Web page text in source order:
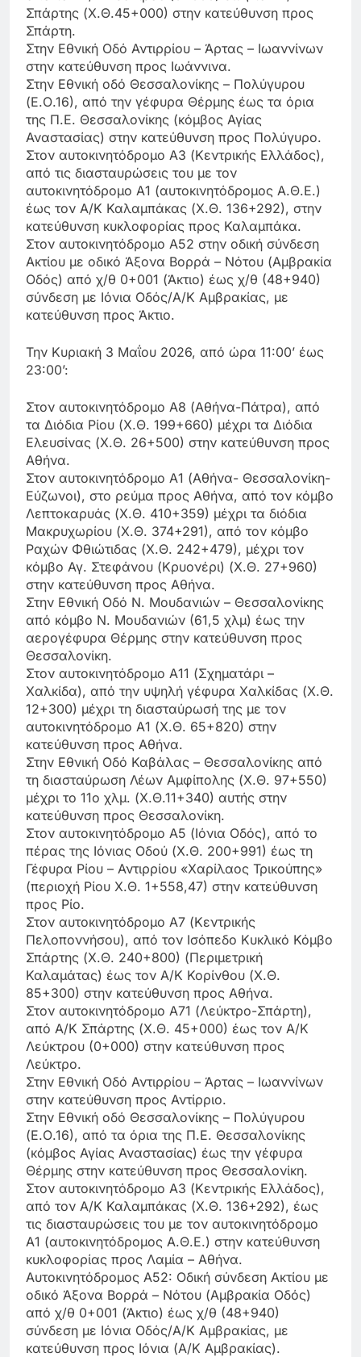
Σπάρτης (Χ.Θ.45+000) στην κατεύθυνση προς
Σπάρτη.
Στην Εθνική Οδό Αντιρρίου – Άρτας – Ιωαννίνων
στην κατεύθυνση προς Ιωάννινα.
Στην Εθνική οδό Θεσσαλονίκης – Πολύγυρου
(Ε.Ο.16), από την γέφυρα Θέρμης έως τα όρια
της Π.Ε. Θεσσαλονίκης (κόμβος Αγίας
Αναστασίας) στην κατεύθυνση προς Πολύγυρο.
Στον αυτοκινητόδρομο Α3 (Κεντρικής Ελλάδος),
από τις διασταυρώσεις του με τον
αυτοκινητόδρομο Α1 (αυτοκινητόδρομος Α.Θ.Ε.)
έως τον Α/Κ Καλαμπάκας (Χ.Θ. 136+292), στην
κατεύθυνση κυκλοφορίας προς Καλαμπάκα.
Στον αυτοκινητόδρομο Α52 στην οδική σύνδεση
Ακτίου με οδικό Άξονα Βορρά – Νότου (Αμβρακία
Οδός) από χ/θ 0+001 (Άκτιο) έως χ/θ (48+940)
σύνδεση με Ιόνια Οδός/Α/Κ Αμβρακίας, με
κατεύθυνση προς Άκτιο.
Την Κυριακή 3 Μαΐου 2026, από ώρα 11:00’ έως
23:00’:
Στον αυτοκινητόδρομο Α8 (Αθήνα-Πάτρα), από
τα Διόδια Ρίου (Χ.Θ. 199+660) μέχρι τα Διόδια
Ελευσίνας (Χ.Θ. 26+500) στην κατεύθυνση προς
Αθήνα.
Στον αυτοκινητόδρομο Α1 (Αθήνα- Θεσσαλονίκη-
Εύζωνοι), στο ρεύμα προς Αθήνα, από τον κόμβο
Λεπτοκαρυάς (Χ.Θ. 410+359) μέχρι τα διόδια
Μακρυχωρίου (Χ.Θ. 374+291), από τον κόμβο
Ραχών Φθιώτιδας (Χ.Θ. 242+479), μέχρι τον
κόμβο Αγ. Στεφάνου (Κρυονέρι) (Χ.Θ. 27+960)
στην κατεύθυνση προς Αθήνα.
Στην Εθνική Οδό Ν. Μουδανιών – Θεσσαλονίκης
από κόμβο Ν. Μουδανιών (61,5 χλμ) έως την
αερογέφυρα Θέρμης στην κατεύθυνση προς
Θεσσαλονίκη.
Στον αυτοκινητόδρομο Α11 (Σχηματάρι –
Χαλκίδα), από την υψηλή γέφυρα Χαλκίδας (Χ.Θ.
12+300) μέχρι τη διασταύρωσή της με τον
αυτοκινητόδρομο Α1 (Χ.Θ. 65+820) στην
κατεύθυνση προς Αθήνα.
Στην Εθνική Οδό Καβάλας – Θεσσαλονίκης από
τη διασταύρωση Λέων Αμφίπολης (Χ.Θ. 97+550)
μέχρι το 11ο χλμ. (Χ.Θ.11+340) αυτής στην
κατεύθυνση προς Θεσσαλονίκη.
Στον αυτοκινητόδρομο Α5 (Ιόνια Οδός), από το
πέρας της Ιόνιας Οδού (Χ.Θ. 200+991) έως τη
Γέφυρα Ρίου – Αντιρρίου «Χαρίλαος Τρικούπης»
(περιοχή Ρίου Χ.Θ. 1+558,47) στην κατεύθυνση
προς Ρίο.
Στον αυτοκινητόδρομο Α7 (Κεντρικής
Πελοποννήσου), από τον Ισόπεδο Κυκλικό Κόμβο
Σπάρτης (Χ.Θ. 240+800) (Περιμετρική
Καλαμάτας) έως τον Α/Κ Κορίνθου (Χ.Θ.
85+300) στην κατεύθυνση προς Αθήνα.
Στον αυτοκινητόδρομο Α71 (Λεύκτρο-Σπάρτη),
από Α/Κ Σπάρτης (Χ.Θ. 45+000) έως τον Α/Κ
Λεύκτρου (0+000) στην κατεύθυνση προς
Λεύκτρο.
Στην Εθνική Οδό Αντιρρίου – Άρτας – Ιωαννίνων
στην κατεύθυνση προς Αντίρριο.
Στην Εθνική οδό Θεσσαλονίκης – Πολύγυρου
(Ε.Ο.16), από τα όρια της Π.Ε. Θεσσαλονίκης
(κόμβος Αγίας Αναστασίας) έως την γέφυρα
Θέρμης στην κατεύθυνση προς Θεσσαλονίκη.
Στον αυτοκινητόδρομο Α3 (Κεντρικής Ελλάδος),
από τον Α/Κ Καλαμπάκας (Χ.Θ. 136+292), έως
τις διασταυρώσεις του με τον αυτοκινητόδρομο
Α1 (αυτοκινητόδρομος Α.Θ.Ε.) στην κατεύθυνση
κυκλοφορίας προς Λαμία – Αθήνα.
Αυτοκινητόδρομος Α52: Οδική σύνδεση Ακτίου με
οδικό Άξονα Βορρά – Νότου (Αμβρακία Οδός)
από χ/θ 0+001 (Άκτιο) έως χ/θ (48+940)
σύνδεση με Ιόνια Οδός/Α/Κ Αμβρακίας, με
κατεύθυνση προς Ιόνια (Α/Κ Αμβρακίας).